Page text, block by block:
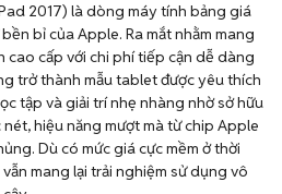
2017) là dòng máy tính bảng giá
bỉ của Apple. Ra mắt nhằm mang
cao cấp với chi phí tiếp cận dễ dàng
trở thành mẫu tablet được yêu thích
tập và giải trí nhẹ nhàng nhờ sở hữu
nét, hiệu năng mượt mà từ chip Apple
Dù có mức giá cực mềm ở thời
mang lại trải nghiệm sử dụng vô